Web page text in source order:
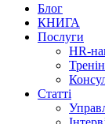
Блог
КНИГА
Послуги
HR-
Статті